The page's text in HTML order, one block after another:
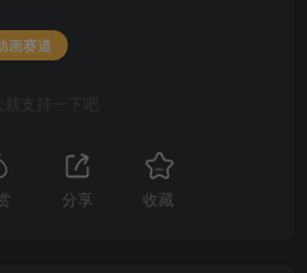
画赛道
就支持一下吧
分享 收藏